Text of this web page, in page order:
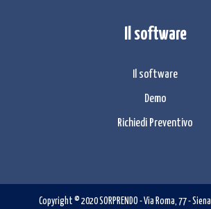
Il software
Il software
Demo
Richiedi Preventivo
Copyright © 2020SORPRENDO -Via Roma, 77-Siena